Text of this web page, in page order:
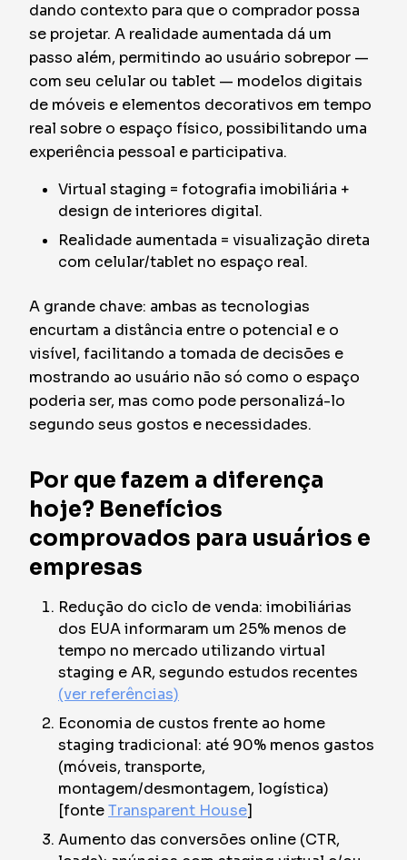
dando contexto para que o comprador possa
se projetar. A realidade aumentada dá um
passo além, permitindo ao usuário sobrepor —
com seu celular ou tablet — modelos digitais
de móveis e elementos decorativos em tempo
real sobre o espaço físico, possibilitando uma
experiência pessoal e participativa.
Virtual staging = fotografia imobiliária +
design de interiores digital.
Realidade aumentada = visualização direta
com celular/tablet no espaço real.
A grande chave: ambas as tecnologias
encurtam a distância entre o potencial e o
visível, facilitando a tomada de decisões e
mostrando ao usuário não só como o espaço
poderia ser, mas como pode personalizá-lo
segundo seus gostos e necessidades.
Por que fazem a diferença
hoje? Benefícios
comprovados para usuários e
empresas
Redução do ciclo de venda: imobiliárias
dos EUA informaram um 25% menos de
tempo no mercado utilizando virtual
staging e AR, segundo estudos recentes
(ver referências)
Economia de custos frente ao home
staging tradicional: até 90% menos gastos
(móveis, transporte,
montagem/desmontagem, logística)
[fonteTransparent House]
Aumento das conversões online (CTR,